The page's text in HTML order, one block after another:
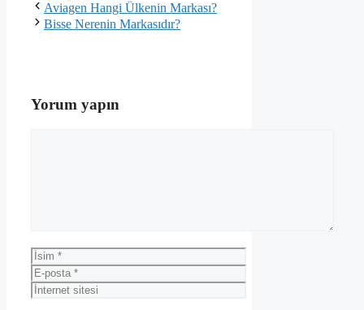
Aviagen Hangi Ülkenin Markası?
Bisse Nerenin Markasıdır?
Yorum yapın
İsim
E-
posta
İnternet
sitesi